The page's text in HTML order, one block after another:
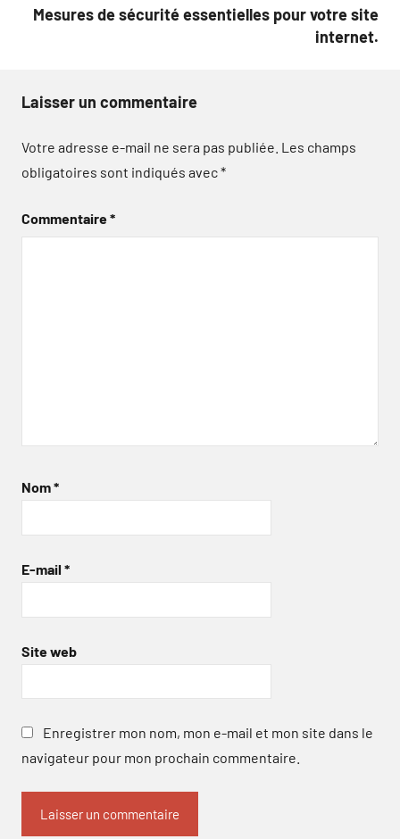
Mesures de sécurité essentielles pour votre site
internet.
Laisser un commentaire
Votre adresse e-mail ne sera pas publiée. Les champs
obligatoires sont indiqués avec*
Commentaire*
Nom*
E-mail *
Site web
Enregistrer mon nom, mon e-mail et mon site dans le
navigateur pour mon prochain commentaire.